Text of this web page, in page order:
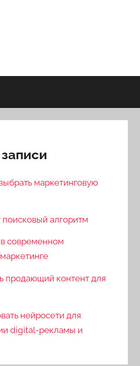
маркетинговую
поисковый алгоритм
современном
продающий контент для
нейросети для
digital-рекламы и